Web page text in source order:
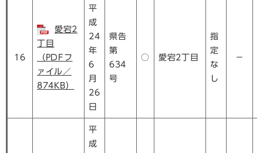
16
愛宕2
丁目
（PDFフ
ァイル／
874KB）
平
成
24
年
6
月
26
日
県告
第
634
号
○ 愛宕2丁目
指
定
な
し
－
平
成